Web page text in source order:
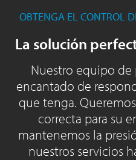
OBTENGA EL CONTROL
La solución
Nuestro equipo de
encantado de
que tenga.
correcta para su
mantenemos la
nuestros servicios